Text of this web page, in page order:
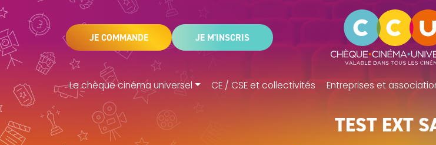
JE COMMANDE JE M'INSCRIS
Le chèque cinéma universel CE / CSE et collectivités Entreprises et
TEST EXT